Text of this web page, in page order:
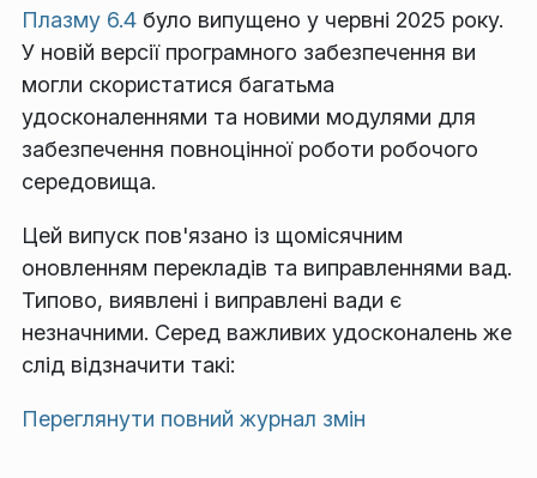
Плазму 6.4 було випущено у червні 2025 року.
У новій версії програмного забезпечення ви
могли скористатися багатьма
удосконаленнями та новими модулями для
забезпечення повноцінної роботи робочого
середовища.
Цей випуск пов'язано із щомісячним
оновленням перекладів та виправленнями вад.
Типово, виявлені і виправлені вади є
незначними. Серед важливих удосконалень же
слід відзначити такі:
Переглянути повний журнал змін